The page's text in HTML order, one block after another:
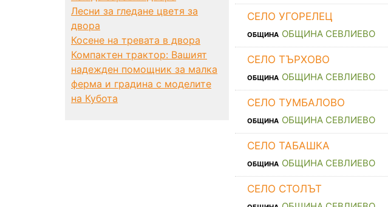
СЕЛО УГОРЕЛЕЦ
ОБЩИНА ОБЩИНА СЕВЛИЕВО
СЕЛО ТЪРХОВО
ОБЩИНА ОБЩИНА СЕВЛИЕВО
СЕЛО ТУМБАЛОВО
ОБЩИНА ОБЩИНА СЕВЛИЕВО
СЕЛО ТАБАШКА
ОБЩИНА ОБЩИНА СЕВЛИЕВО
СЕЛО СТОЛЪТ
Лесни за гледане цветя за
двора
Косене на тревата в двора
Компактен трактор: Вашият
надежден помощник за малка
ферма и градина с моделите
на Кубота